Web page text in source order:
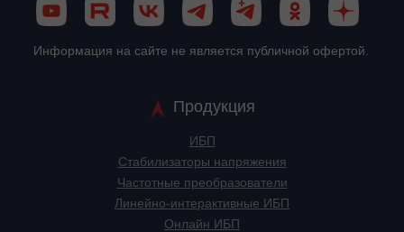
Информация на сайте не является публичной офертой.
Продукция
ИБП
Стабилизаторы напряжения
Частотные преобразователи
Линейно-интерактивные ИБП
Онлайн ИБП